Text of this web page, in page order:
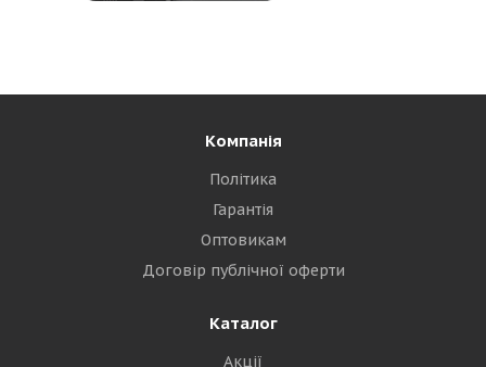
Компанія
Політика
Гарантія
Оптовикам
Договір публічної оферти
Каталог
Акції